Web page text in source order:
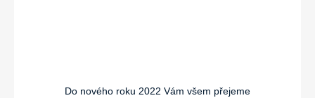
Do nového roku 2022 Vám všem přejeme